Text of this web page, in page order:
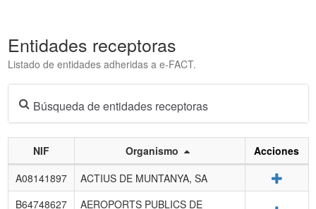
Entidades receptoras
Listado de entidades adheridas a e-FACT.
Búsqueda de entidades receptoras
Listado
de
entidades
NIF Organismo
Acciones
A08141897
ACTIUS DE MUNTANYA, SA
B64748627
AEROPORTS PUBLICS DE